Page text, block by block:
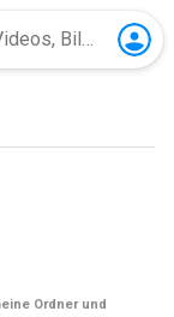
Ordner und